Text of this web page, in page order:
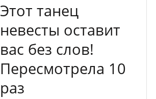
Этот танец
невесты оставит
вас без слов!
Пересмотрела 10
раз